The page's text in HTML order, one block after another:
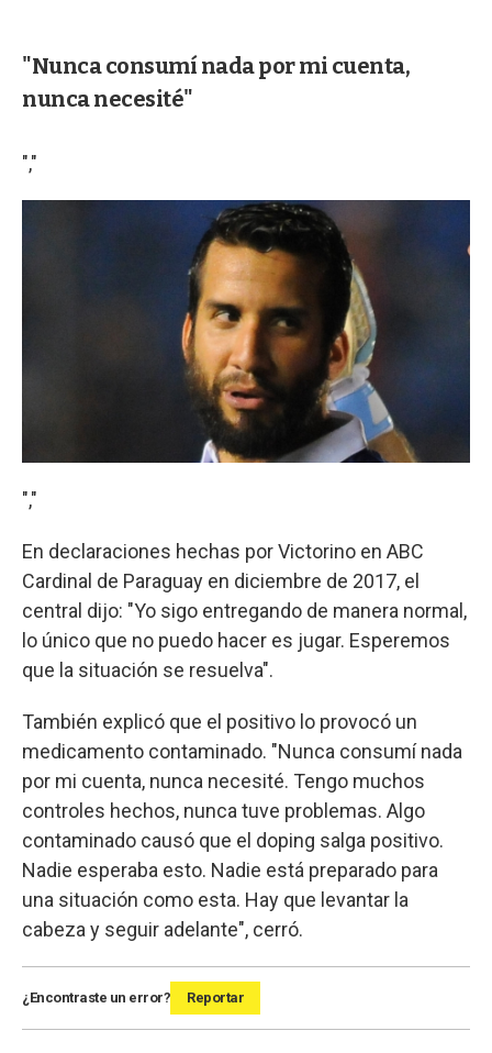
"Nunca consumí nada por mi cuenta,
nunca necesité"
","
","
En declaraciones hechas por Victorino en ABC
Cardinal de Paraguay en diciembre de 2017, el
central dijo: "Yo sigo entregando de manera normal,
lo único que no puedo hacer es jugar. Esperemos
que la situación se resuelva".
También explicó que el positivo lo provocó un
medicamento contaminado. "Nunca consumí nada
por mi cuenta, nunca necesité. Tengo muchos
controles hechos, nunca tuve problemas. Algo
contaminado causó que el doping salga positivo.
Nadie esperaba esto. Nadie está preparado para
una situación como esta. Hay que levantar la
cabeza y seguir adelante", cerró.
¿Encontraste un error? Reportar